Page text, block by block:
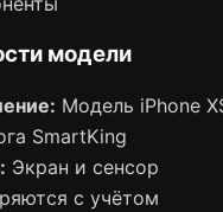
модели
Модель iPhone
SmartKing
Экран и сенсор
с учётом